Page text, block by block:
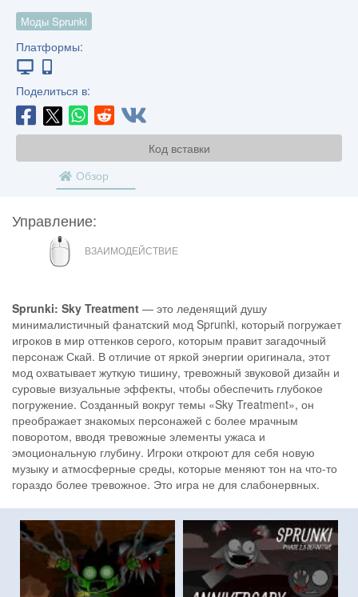
Моды Sprunki
Платформы:
Поделиться в:
Код вставки
Обзор
Управление:
МЫШЬ
ВЗАИМОДЕЙСТВИЕ
Sprunki: Sky Treatment — это леденящий душу
минималистичный фанатский мод Sprunki, который погружает
игроков в мир оттенков серого, которым правит загадочный
персонаж Скай. В отличие от яркой энергии оригинала, этот
мод охватывает жуткую тишину, тревожный звуковой дизайн и
суровые визуальные эффекты, чтобы обеспечить глубокое
погружение. Созданный вокруг темы «Sky Treatment», он
преображает знакомых персонажей с более мрачным
поворотом, вводя тревожные элементы ужаса и
эмоциональную глубину. Игроки откроют для себя новую
музыку и атмосферные среды, которые меняют тон на что-то
гораздо более тревожное. Это игра не для слабонервных.